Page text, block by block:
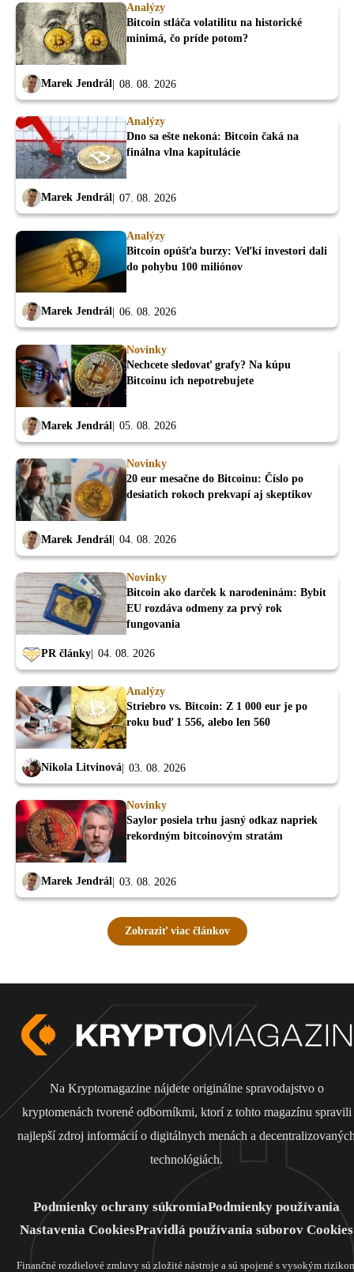
Analýzy
Bitcoin stláča volatilitu na historické
minimá, čo príde potom?
Marek Jendrál 08. 08. 2026
Analýzy
Dno sa ešte nekoná: Bitcoin čaká na
finálna vlna kapitulácie
Marek Jendrál 07. 08. 2026
Analýzy
Bitcoin opúšťa burzy: Veľkí investori dali
do pohybu 100 miliónov
Marek Jendrál 06. 08. 2026
Novinky
Nechcete sledovať grafy? Na kúpu
Bitcoinu ich nepotrebujete
Marek Jendrál 05. 08. 2026
Novinky
20 eur mesačne do Bitcoinu: Číslo po
desiatich rokoch prekvapí aj skeptikov
Marek Jendrál 04. 08. 2026
Novinky
Bitcoin ako darček k narodeninám: Bybit
EU rozdáva odmeny za prvý rok
fungovania
PR články 04. 08. 2026
Analýzy
Striebro vs. Bitcoin: Z 1 000 eur je po
roku buď 1 556, alebo len 560
Nikola Litvinová 03. 08. 2026
Novinky
Saylor posiela trhu jasný odkaz napriek
rekordným bitcoinovým stratám
Marek Jendrál 03. 08. 2026
Zobraziť viac článkov
Na Kryptomagazine nájdete originálne spravodajstvo o
kryptomenách tvorené odborníkmi, ktorí z tohto magazínu spravili
najlepší zdroj informácií o digitálnych menách a
technológiách.
Podmienky ochrany súkromiaPodmienky používania
Nastavenia CookiesPravidlá používania súborov Cookies
Finančné rozdielové zmluvy sú zložité nástroje a sú spojené s vysokým